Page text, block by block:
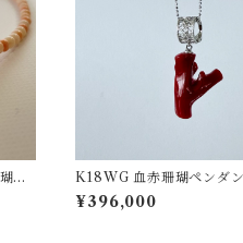
ネ
K18WG 血赤珊瑚ペンダ
0.03 pd-51
¥396,000